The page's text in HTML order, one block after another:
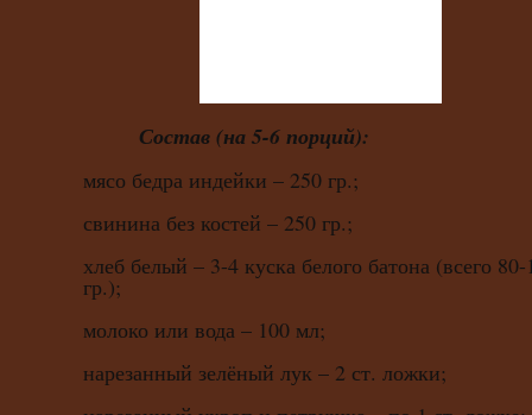
Состав (на 5-6 порций):
мясо бедра индейки – 250 гр.;
свинина без костей – 250 гр.;
хлеб белый – 3-4 куска белого батона (всего 80-
гр.);
молоко или вода – 100 мл;
нарезанный зелёный лук – 2 ст. ложки;